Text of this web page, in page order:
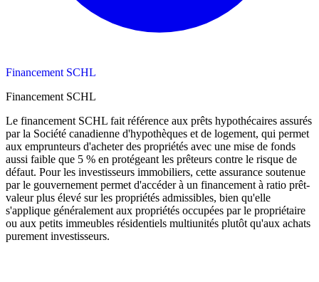
Financement SCHL
Financement SCHL
Le financement SCHL fait référence aux prêts hypothécaires assurés
par la Société canadienne d'hypothèques et de logement, qui permet
aux emprunteurs d'acheter des propriétés avec une mise de fonds
aussi faible que 5 % en protégeant les prêteurs contre le risque de
défaut. Pour les investisseurs immobiliers, cette assurance soutenue
par le gouvernement permet d'accéder à un financement à ratio prêt-
valeur plus élevé sur les propriétés admissibles, bien qu'elle
s'applique généralement aux propriétés occupées par le propriétaire
ou aux petits immeubles résidentiels multiunités plutôt qu'aux achats
purement investisseurs.